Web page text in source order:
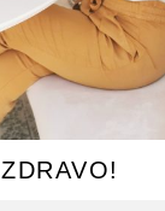
ZDRAVO!